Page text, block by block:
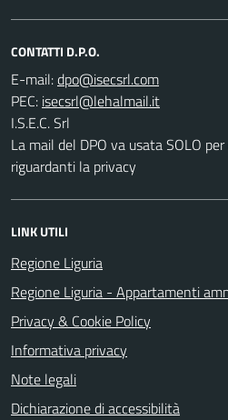
CONTATTI D.P.O.
E-mail:
PEC:
I.S.E.C. Srl
La mail del DPO va usata SOLO
riguardanti la privacy
LINK UTILI
Regione Liguria
Regione Liguria - Appartamenti
Privacy & Cookie Policy
Informativa privacy
Note legali
Dichiarazione di accessibilità